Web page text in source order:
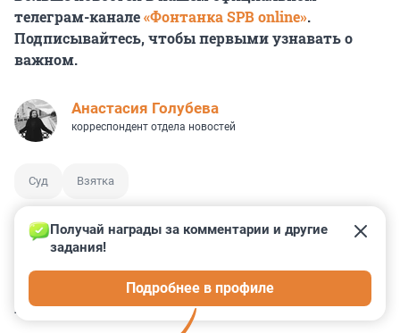
телеграм-канале«Фонтанка SPB online».
Подписывайтесь, чтобы первыми узнавать о
важном.
Анастасия Голубева
корреспондент отдела новостей
Суд Взятка
КОММЕНТАРИИ 26
Получай награды за комментарии и другие
задания!
Подробнее в профиле